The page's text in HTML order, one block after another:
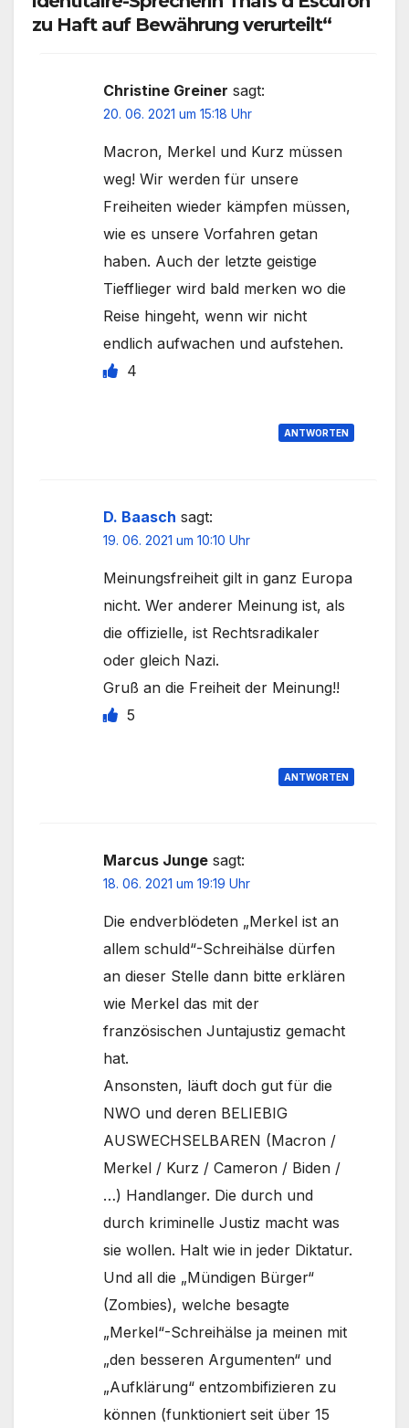
zu Haft auf Bewährung verurteilt“
Christine Greiner sagt:
20. 06. 2021 um 15:18 Uhr
Macron, Merkel und Kurz müssen
weg! Wir werden für unsere
Freiheiten wieder kämpfen müssen,
wie es unsere Vorfahren getan
haben. Auch der letzte geistige
Tiefflieger wird bald merken wo die
Reise hingeht, wenn wir nicht
endlich aufwachen und aufstehen.
4
ANTWORTEN
D. Baasch sagt:
19. 06. 2021 um 10:10 Uhr
Meinungsfreiheit gilt in ganz Europa
nicht. Wer anderer Meinung ist, als
die offizielle, ist Rechtsradikaler
oder gleich Nazi.
Gruß an die Freiheit der Meinung!!
5
ANTWORTEN
Marcus Junge sagt:
18. 06. 2021 um 19:19 Uhr
Die endverblödeten „Merkel ist an
allem schuld“-Schreihälse dürfen
an dieser Stelle dann bitte erklären
wie Merkel das mit der
französischen Juntajustiz gemacht
hat.
Ansonsten, läuft doch gut für die
NWO und deren BELIEBIG
AUSWECHSELBAREN (Macron /
Merkel / Kurz / Cameron / Biden /
…) Handlanger. Die durch und
durch kriminelle Justiz macht was
sie wollen. Halt wie in jeder Diktatur.
Und all die „Mündigen Bürger“
(Zombies), welche besagte
„Merkel“-Schreihälse ja meinen mit
„den besseren Argumenten“ und
„Aufklärung“ entzombifizieren zu
können (funktioniert seit über 15